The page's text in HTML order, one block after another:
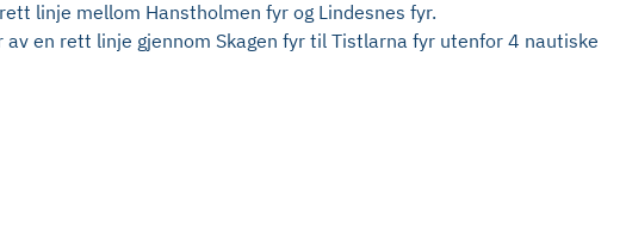
linje mellom Hanstholmen fyr og Lindesnes fyr.
en rett linje gjennom Skagen fyr til Tistlarna fyr utenfor 4 nautiske